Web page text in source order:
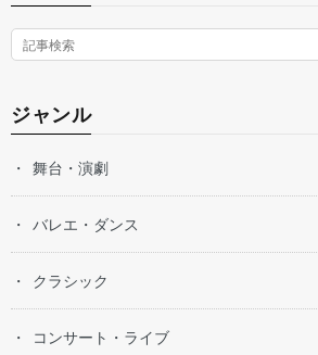
ジャンル
舞台・演劇
バレエ・ダンス
クラシック
コンサート・ライブ